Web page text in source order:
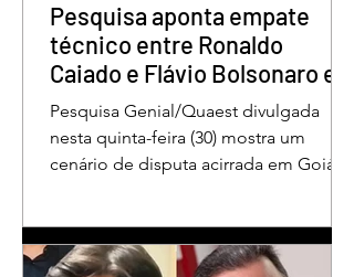
Pesquisa aponta empate
técnico entre Ronaldo
Caiado e Flávio Bolsonaro em
Goiás
Pesquisa Genial/Quaest divulgada
nesta quinta-feira (30) mostra um
cenário de disputa acirrada em Goiás
aparece com 33% das intenções de
voto no primeiro turno, seguido pelo